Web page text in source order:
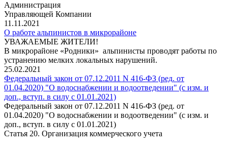
Администрация
Управляющей Компании
11.11.2021
О работе альпинистов в микрорайоне
УВАЖАЕМЫЕ ЖИТЕЛИ!
В микрорайоне «Родники» альпинисты проводят работы по
устранению мелких локальных нарушений.
25.02.2021
Федеральный закон от 07.12.2011 N 416-ФЗ (ред. от
01.04.2020) "О водоснабжении и водоотведении" (с изм. и
доп., вступ. в силу с 01.01.2021)
Федеральный закон от 07.12.2011 N 416-ФЗ (ред. от
01.04.2020) "О водоснабжении и водоотведении" (с изм. и
доп., вступ. в силу с 01.01.2021)
Статья 20. Организация коммерческого учета